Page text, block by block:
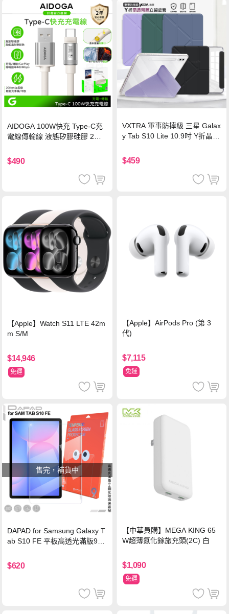
AIDOGA 100W快充 Type-C充
電線傳輸線 液態矽膠硅膠 2M
$490
VXTRA 軍事防摔級 三星 Galax
y Tab S10 Lite 10.9吋 Y折晶透
$459
【Apple】Watch S11 LTE 42m
m S/M
$14,946
免運
【Apple】AirPods Pro (第 3
代)
$7,115
免運
售完，補貨中
DAPAD for Samsung Galaxy T
ab S10 FE 平板高透光滿版9H
$620
【中華員購】MEGA KING 65
W超薄氮化鎵旅充頭(2C) 白
$1,090
免運